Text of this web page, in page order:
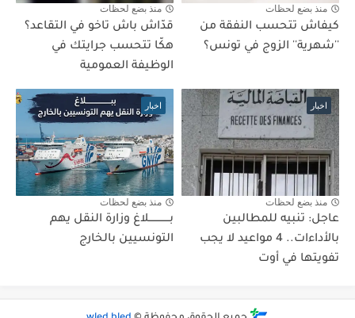
منذ بضع لحظات
كيفاش تتحسب النفقة من
''شهرية'' الزوج في تونس؟
منذ بضع لحظات
قدّاش باش تاخو في التقاعد؟
هكّا تتحسب جرايتك في
الوظيفة العمومية
اخبار
منذ بضع لحظات
عاجل: تنبيه للمطالبين
بالأداءات.. 4 مواعيد لا يجب
تفويتها في أوت
اخبار
منذ بضع لحظات
بـــــــــــــلاغ وزارة النقل يهم
التونسيين بالخارج